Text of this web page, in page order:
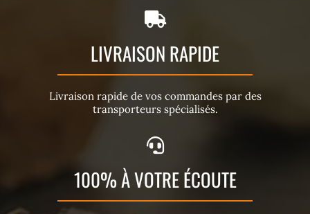
LIVRAISON RAPIDE
Livraison rapide de vos commandes par des
transporteurs spécialisés.
100% À VOTRE ÉCOUTE